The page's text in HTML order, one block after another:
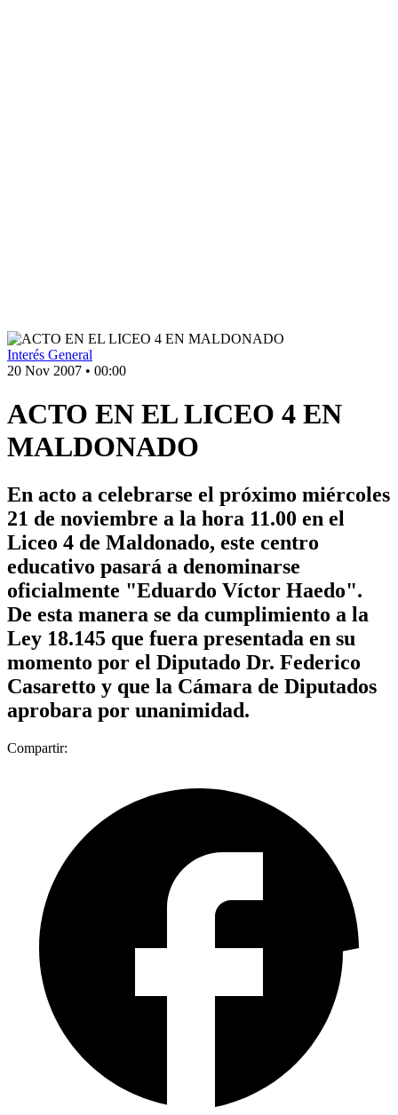
Interés General
20 Nov 2007 • 00:00
ACTO EN EL LICEO 4 EN
MALDONADO
En acto a celebrarse el próximo miércoles
21 de noviembre a la hora 11.00 en el
Liceo 4 de Maldonado, este centro
educativo pasará a denominarse
oficialmente "Eduardo Víctor Haedo".
De esta manera se da cumplimiento a la
Ley 18.145 que fuera presentada en su
momento por el Diputado Dr. Federico
Casaretto y que la Cámara de Diputados
aprobara por unanimidad.
Compartir: